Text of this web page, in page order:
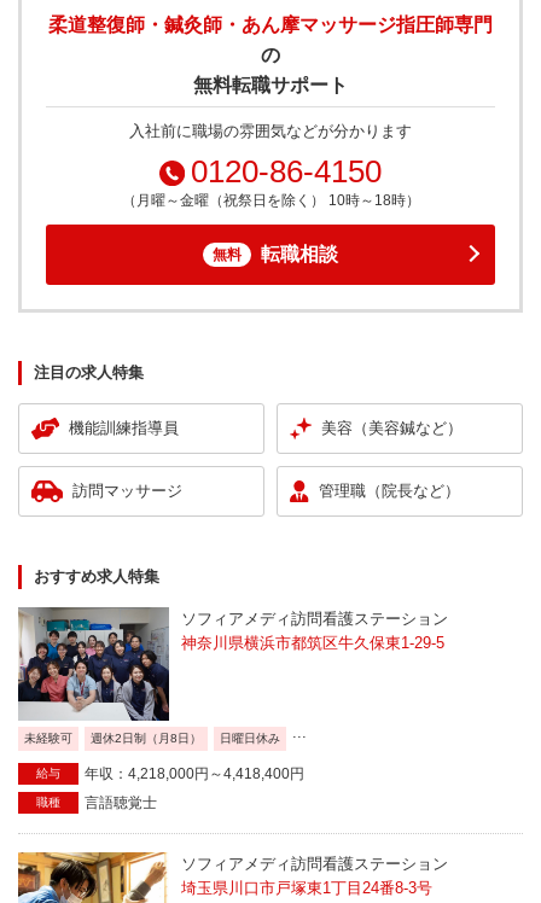
柔道整復師・鍼灸師・あん摩マッサージ指圧師専門
の
無料転職サポート
入社前に職場の雰囲気などが分かります
0120-86-4150
（月曜～金曜（祝祭日を除く） 10時～18時）
無料 転職相談
注目の求人特集
機能訓練指導員 美容（美容鍼など）
訪問マッサージ 管理職（院長など）
おすすめ求人特集
ソフィアメディ訪問看護ステーション
神奈川県横浜市都筑区牛久保東1-29-5
未経験可 週休2日制（月8日） 日曜日休み
給与 年収：4,218,000円～4,418,400円
職種 言語聴覚士
ソフィアメディ訪問看護ステーション
埼玉県川口市戸塚東1丁目24番8-3号